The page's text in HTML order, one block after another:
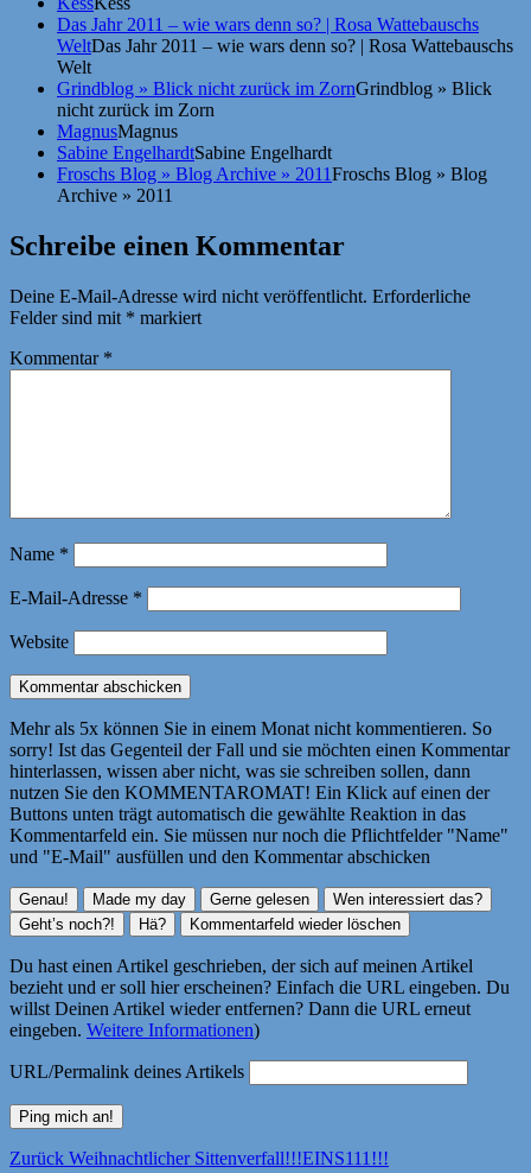
Das Jahr 2011 – wie wars denn so? | Rosa Wattebauschs
WeltDas Jahr 2011 – wie wars denn so? | Rosa Wattebauschs
Welt
Grindblog » Blick nicht zurück im ZornGrindblog » Blick
nicht zurück im Zorn
MagnusMagnus
Sabine EngelhardtSabine Engelhardt
Froschs Blog » Blog Archive » 2011Froschs Blog » Blog
Archive » 2011
Schreibe einen Kommentar
Deine E-Mail-Adresse wird nicht veröffentlicht. Erforderliche
Felder sind mit * markiert
Kommentar *
Name *
E-Mail-Adresse *
Website
Mehr als 5x können Sie in einem Monat nicht kommentieren. So
sorry! Ist das Gegenteil der Fall und sie möchten einen Kommentar
hinterlassen, wissen aber nicht, was sie schreiben sollen, dann
nutzen Sie den KOMMENTAROMAT! Ein Klick auf einen der
Buttons unten trägt automatisch die gewählte Reaktion in das
Kommentarfeld ein. Sie müssen nur noch die Pflichtfelder "Name"
und "E-Mail" ausfüllen und den Kommentar abschicken
Du hast einen Artikel geschrieben, der sich auf meinen Artikel
bezieht und er soll hier erscheinen? Einfach die URL eingeben. Du
willst Deinen Artikel wieder entfernen? Dann die URL erneut
eingeben. Weitere Informationen)
URL/Permalink deines Artikels
Beitragsnavigation
Zurück Vorheriger
Weihnachtlicher Sittenverfall!!!EINS111!!!